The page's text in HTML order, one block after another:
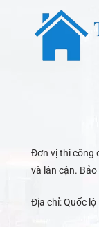
Đơn vị thi công
và lân cận.
Địa chỉ: Quốc